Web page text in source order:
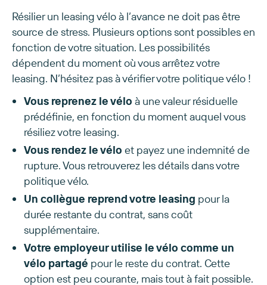
Résilier un leasing vélo à l’avance ne doit pas être
source de stress. Plusieurs options sont possibles en
fonction de votre situation. Les possibilités
dépendent du moment où vous arrêtez votre
leasing. N’hésitez pas à vérifier votre politique vélo !
Vous reprenez le vélo à une valeur résiduelle
prédéfinie, en fonction du moment auquel vous
résiliez votre leasing.
Vous rendez le vélo et payez une indemnité de
rupture. Vous retrouverez les détails dans votre
politique vélo.
Un collègue reprend votre leasing pour la
durée restante du contrat, sans coût
supplémentaire.
Votre employeur utilise le vélo comme un
vélo partagé pour le reste du contrat. Cette
option est peu courante, mais tout à fait possible.